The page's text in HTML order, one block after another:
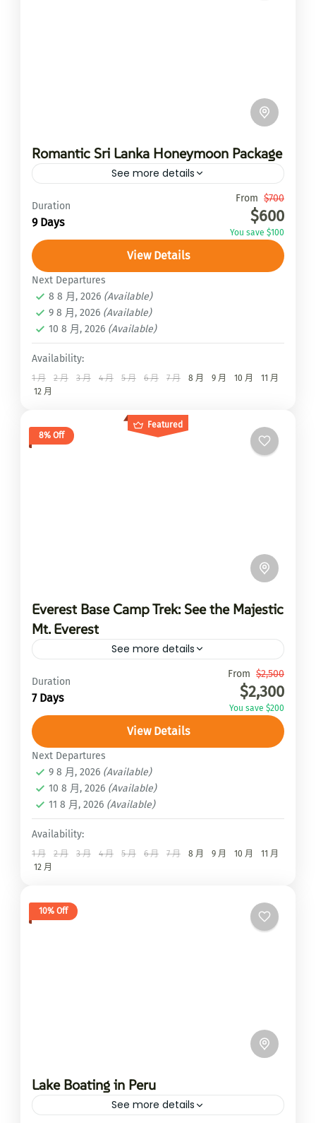
Romantic Sri Lanka Honeymoon Package
See more details
Travel is the movement of...
皮基峰Peaky peak
馬諦山Mardi Himal
Duration
9 Days
From $700
$600
You save $100
View Details
Next Departures
8 8 月, 2026 (Available)
9 8 月, 2026 (Available)
10 8 月, 2026 (Available)
Availability:
1 月 2 月 3 月 4 月 5 月 6 月 7 月 8 月 9 月 10 月
11 月
12 月
Featured
8% Off
Everest Base Camp Trek: See the Majestic
Mt. Everest
See more details
Travel is the movement of...
馬納斯魯大環線Manaslu Circuit Trek
Duration
7 Days
From $2,500
$2,300
You save $200
View Details
Next Departures
9 8 月, 2026 (Available)
10 8 月, 2026 (Available)
11 8 月, 2026 (Available)
Availability:
1 月 2 月 3 月 4 月 5 月 6 月 7 月 8 月 9 月 10 月
11 月
12 月
10% Off
Lake Boating in Peru
See more details